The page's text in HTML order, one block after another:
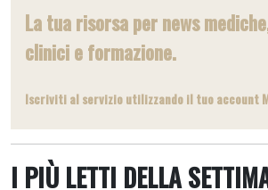
La tua risorsa per news
clinici e formazione.
Iscriviti al servizio utilizzando il tuo account
I PIÙ LETTI DELLA